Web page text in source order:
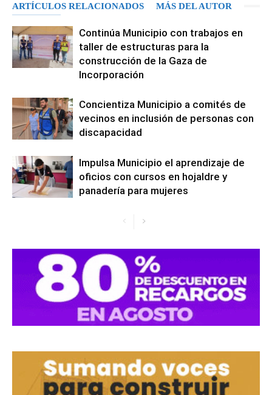
ARTÍCULOS RELACIONADOS MÁS DEL AUTOR
Continúa Municipio con trabajos en
taller de estructuras para la
construcción de la Gaza de
Incorporación
Concientiza Municipio a comités de
vecinos en inclusión de personas con
discapacidad
Impulsa Municipio el aprendizaje de
oficios con cursos en hojaldre y
panadería para mujeres